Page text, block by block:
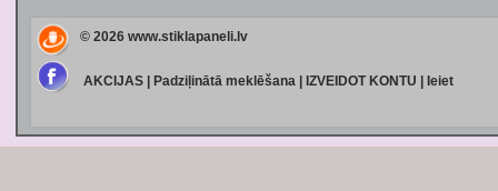
© 2026 www.stiklapaneli.lv
AKCIJAS| Padziļinātā meklēšana| IZVEIDOT KONTU Ieiet